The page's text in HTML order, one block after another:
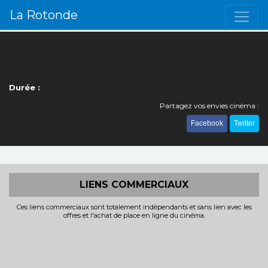
La Rotonde
Durée :
Partagez vos envies cinéma :
Facebook Twitter
LIENS COMMERCIAUX
Ces liens commerciaux sont totalement indépendants et sans lien avec les
offres et l'achat de place en ligne du cinéma.